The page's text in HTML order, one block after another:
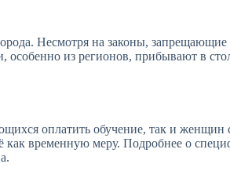
Несмотря на законы, запрещающие
из регионов, прибывают в
оплатить обучение, так и женщин
как временную меру. Подробнее о